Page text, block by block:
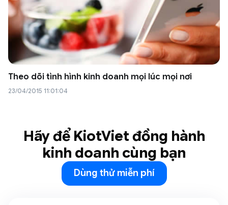
Theo dõi tình hình kinh doanh mọi lúc mọi nơi
23/04/2015 11:01:04
Hãy để KiotViet đồng hành
kinh doanh cùng bạn
Dùng thử miễn phí